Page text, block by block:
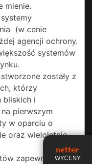
mienie.
(w cenie
agencji ochrony.
systemów
zostały z
którzy
bliskich i
pierwszym
w oparciu o
oraz wieloletnie
zapewni
WYCENY